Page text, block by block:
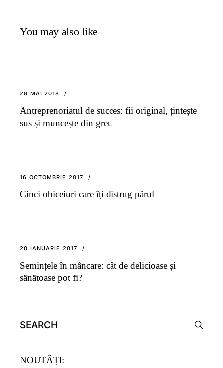
You may also like
28 MAI 2018
Antreprenoriatul de succes: fii original, țintește
sus și muncește din greu
16 OCTOMBRIE 2017
Cinci obiceiuri care îți distrug părul
20 IANUARIE 2017
Semințele în mâncare: cât de delicioase și
sănătoase pot fi?
Search
for:
NOUTĂȚI: